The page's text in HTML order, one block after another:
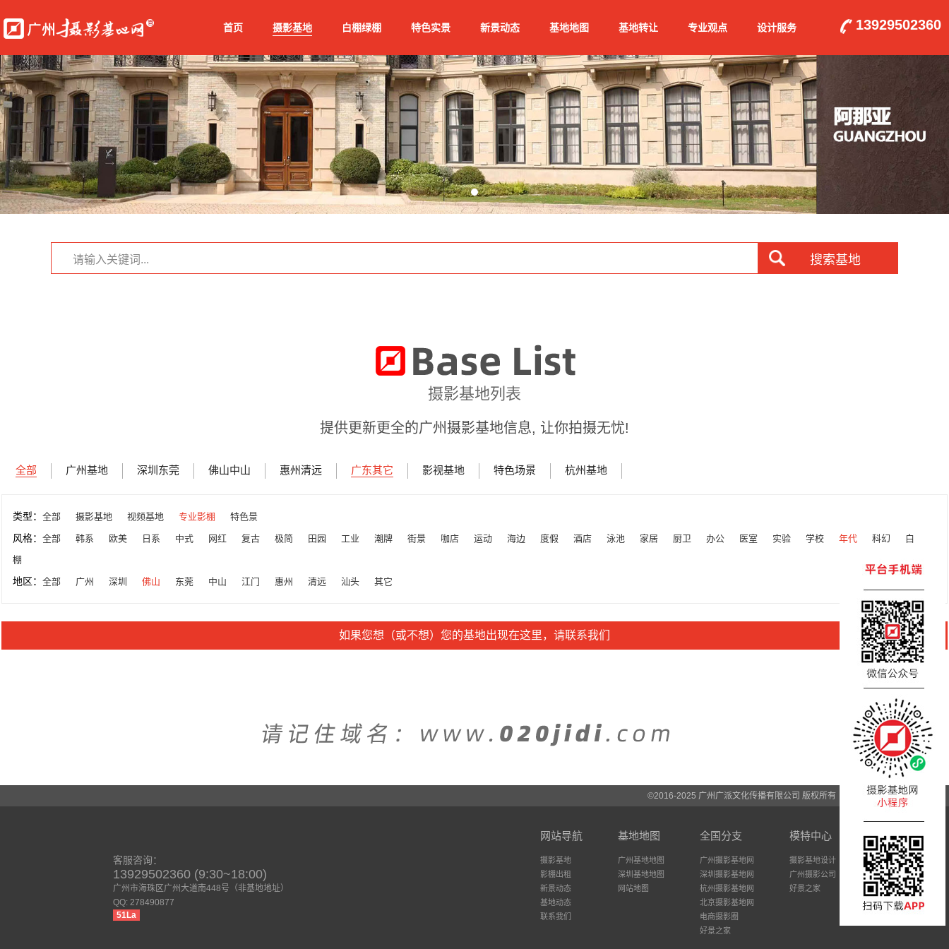
首页 摄影基地 白棚绿棚 特色实景 新景动态 基地地图 基地转让 专业观点 设计服务 13929502360
搜索基地
摄影基地列表
提供更新更全的广州摄影基地信息, 让你拍摄无忧!
全部 广州基地 深圳东莞 佛山中山 惠州清远 广东其它 影视基地 特色场景 杭州基地
类型： 全部 摄影基地 视频基地 专业影棚 特色景
风格： 全部 韩系 欧美 日系 中式 网红 复古 极简 田园 工业 潮牌 街景 咖店 运动 海边 度假 酒店 泳池 家居 厨卫 办公 医室 实验 学校 年代 科幻
白
棚
地区： 全部 广州 深圳 佛山 东莞 中山 江门 惠州 清远 汕头 其它
如果您想（或不想）您的基地出现在这里，请联系我们
©2016-2025 广州广派文化传播有限公司 版权所有
客服咨询：
13929502360 (9:30~18:00)
广州市海珠区广州大道南448号（非基地地址）
QQ: 278490877
51La
网站导航
摄影基地
影棚出租
新景动态
基地动态
联系我们
基地地图
广州基地地图
深圳基地地图
网站地图
全国分支
广州摄影基地网
深圳摄影基地网
杭州摄影基地网
北京摄影基地网
电商摄影圈
好景之家
模特中心
摄影基地设计
广州摄影公司
好景之家